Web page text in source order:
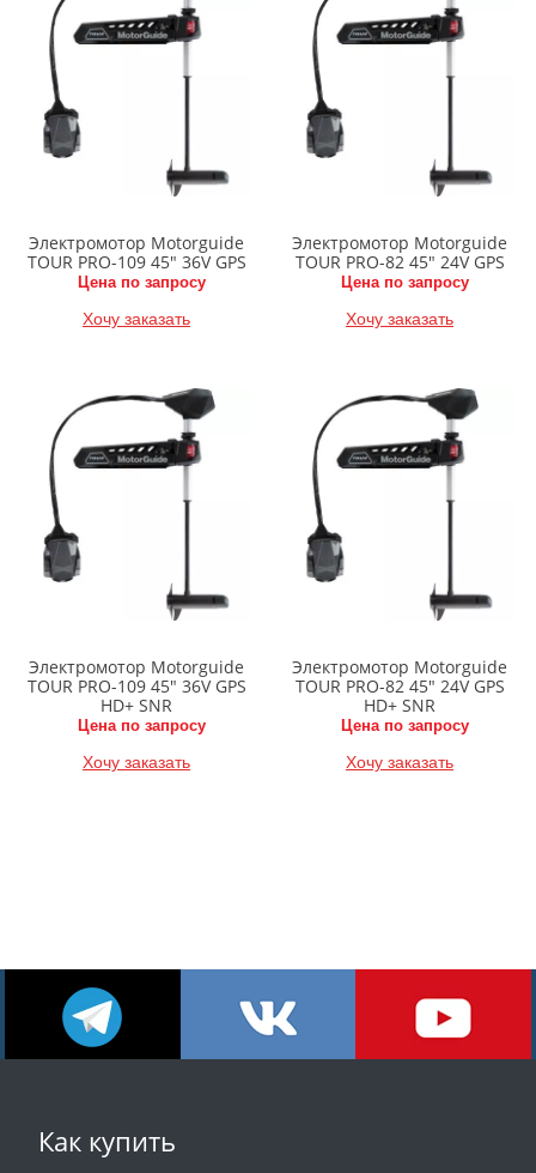
Электромотор Motorguide
TOUR PRO-109 45" 36V GPS
Цена по запросу
Хочу заказать
Электромотор Motorguide
TOUR PRO-82 45" 24V GPS
Цена по запросу
Хочу заказать
Электромотор Motorguide
TOUR PRO-109 45" 36V GPS
HD+ SNR
Цена по запросу
Хочу заказать
Электромотор Motorguide
TOUR PRO-82 45" 24V GPS
HD+ SNR
Цена по запросу
Хочу заказать
Как купить